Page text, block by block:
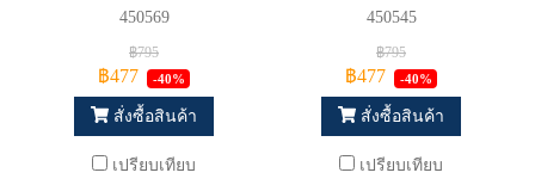
450569
฿795
฿477 -40%
สั่งซื้อสินค้า
เปรียบเทียบ
450545
฿795
฿477 -40%
สั่งซื้อสินค้า
เปรียบเทียบ